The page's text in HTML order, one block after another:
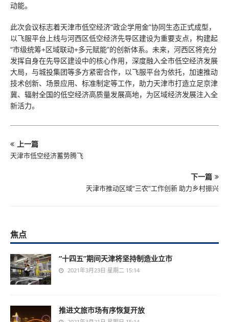
动能。
此次会议标志着天津市低空经济“政企学用金”协同生态正式成型，
以飞服平台上线与河西区低空经济先导区建设为重要支点，构建起
“市级统筹+区域联动+多元赋能”的创新体系。未来，河西区将充分
发挥自身在先导区建设中的核心作用，深度融入全市低空经济发展
大局，与城投集团等多方紧密合作，以飞服平台为依托，加速推动
技术创新、场景应用、标准制定等工作，助力天津市打造立足京津
冀、辐射全国的低空经济高质量发展高地，为区域经济发展注入全
新活力。
上一篇
天津市低空经济蓄势腾飞
下一篇
天津市推动区域“三农”工作创新 助力乡村振兴
焦点
“十四五”期间天津将坚持制造业立市
2021年3月23日 星期二 15:14
推进文旅市场有序恢复开放